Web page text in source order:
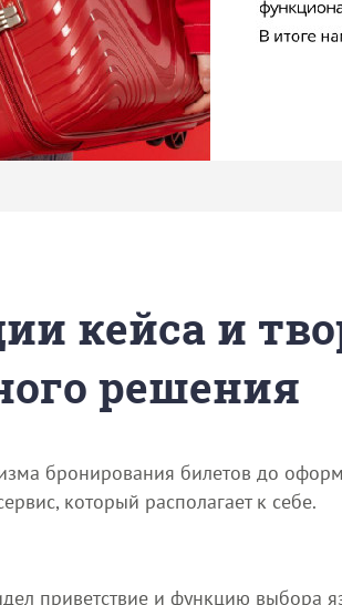
кейса и
решения
бронирования билетов до
который располагает к себе.
приветствие и функцию выбора